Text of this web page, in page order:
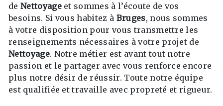
de Nettoyageet sommes à l’écoute de vos
besoins. Si vous habitez à Bruges, nous sommes
à votre disposition pour vous transmettre les
renseignements nécessaires à votre projet de
Nettoyage. Notre métier est avant tout notre
passion et le partager avec vous renforce encore
plus notre désir de réussir. Toute notre équipe
est qualifiée et travaille avec propreté et rigueur.